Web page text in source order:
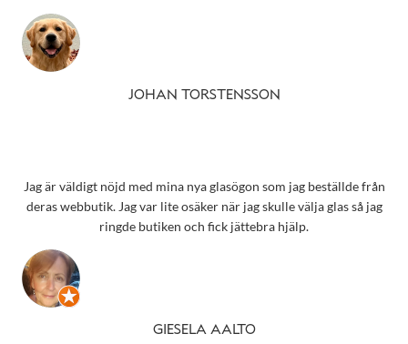
JOHAN TORSTENSSON
Jag är väldigt nöjd med mina nya glasögon som jag beställde från
deras webbutik. Jag var lite osäker när jag skulle välja glas så jag
ringde butiken och fick jättebra hjälp.
GIESELA AALTO